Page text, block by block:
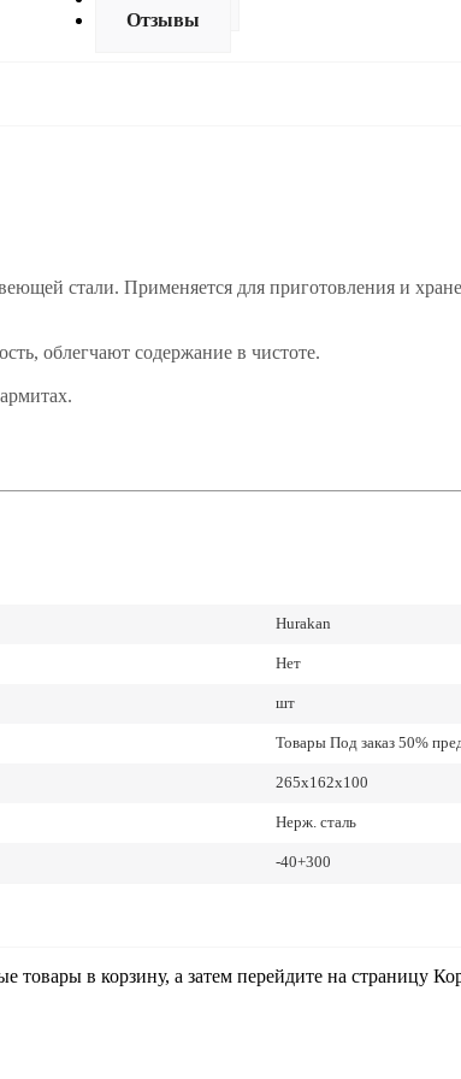
Отзывы
стали. Применяется для приготовления и
облегчают содержание в чистоте.
Hurakan
Нет
шт
Товары Под заказ 50%
265х162х100
Нерж. сталь
-40+300
товары в корзину, а затем перейдите на страницу